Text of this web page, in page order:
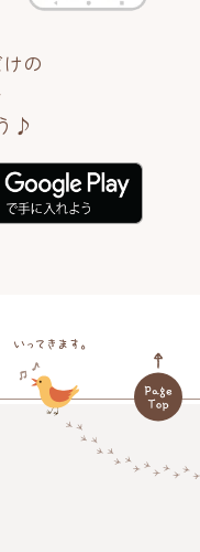
の
♪